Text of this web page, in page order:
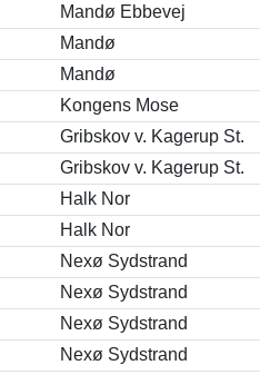
Mandø Ebbevej
Mandø
Mandø
Kongens Mose
Gribskov v. Kagerup St.
Gribskov v. Kagerup St.
Halk Nor
Halk Nor
Nexø Sydstrand
Nexø Sydstrand
Nexø Sydstrand
Nexø Sydstrand